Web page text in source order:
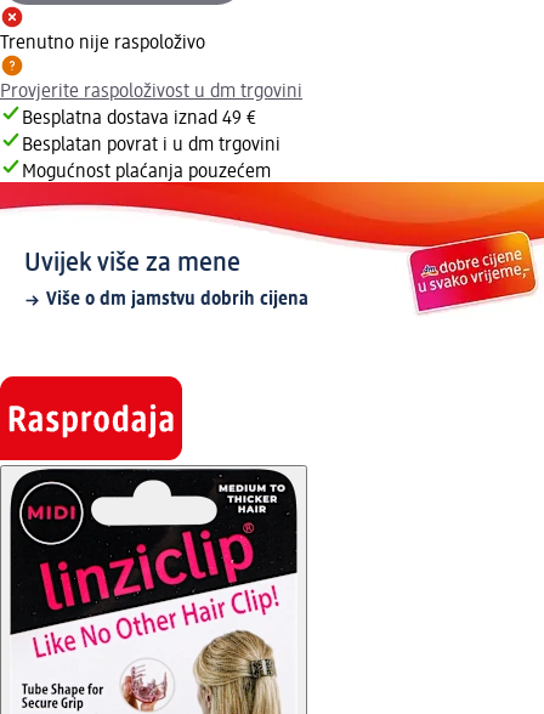
Trenutno nije raspoloživo
Provjerite raspoloživost u dm trgovini
Besplatna dostava iznad 49 €
Besplatan povrat i u dm trgovini
Mogućnost plaćanja pouzećem
Uvijek više za mene
Više o dm jamstvu dobrih cijena